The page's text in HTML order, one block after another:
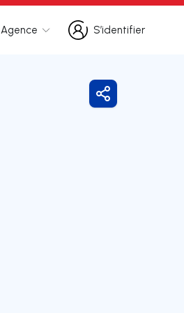
Agence
S’identifier
S’identifier
Partager